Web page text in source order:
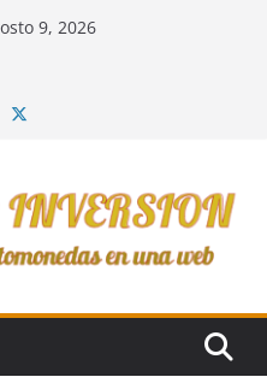
9, 2026